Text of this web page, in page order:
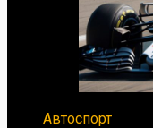
Автоспорт